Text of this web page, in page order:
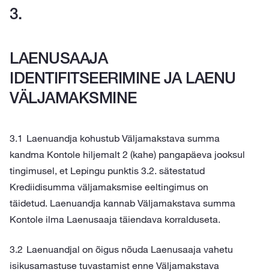
LAENUSAAJA
IDENTIFITSEERIMINE JA LAENU
VÄLJAMAKSMINE
Laenuandja kohustub Väljamakstava summa
kandma Kontole hiljemalt 2 (kahe) pangapäeva jooksul
tingimusel, et Lepingu punktis 3.2. sätestatud
Krediidisumma väljamaksmise eeltingimus on
täidetud. Laenuandja kannab Väljamakstava summa
Kontole ilma Laenusaaja täiendava korralduseta.
Laenuandjal on õigus nõuda Laenusaaja vahetu
isikusamastuse tuvastamist enne Väljamakstava